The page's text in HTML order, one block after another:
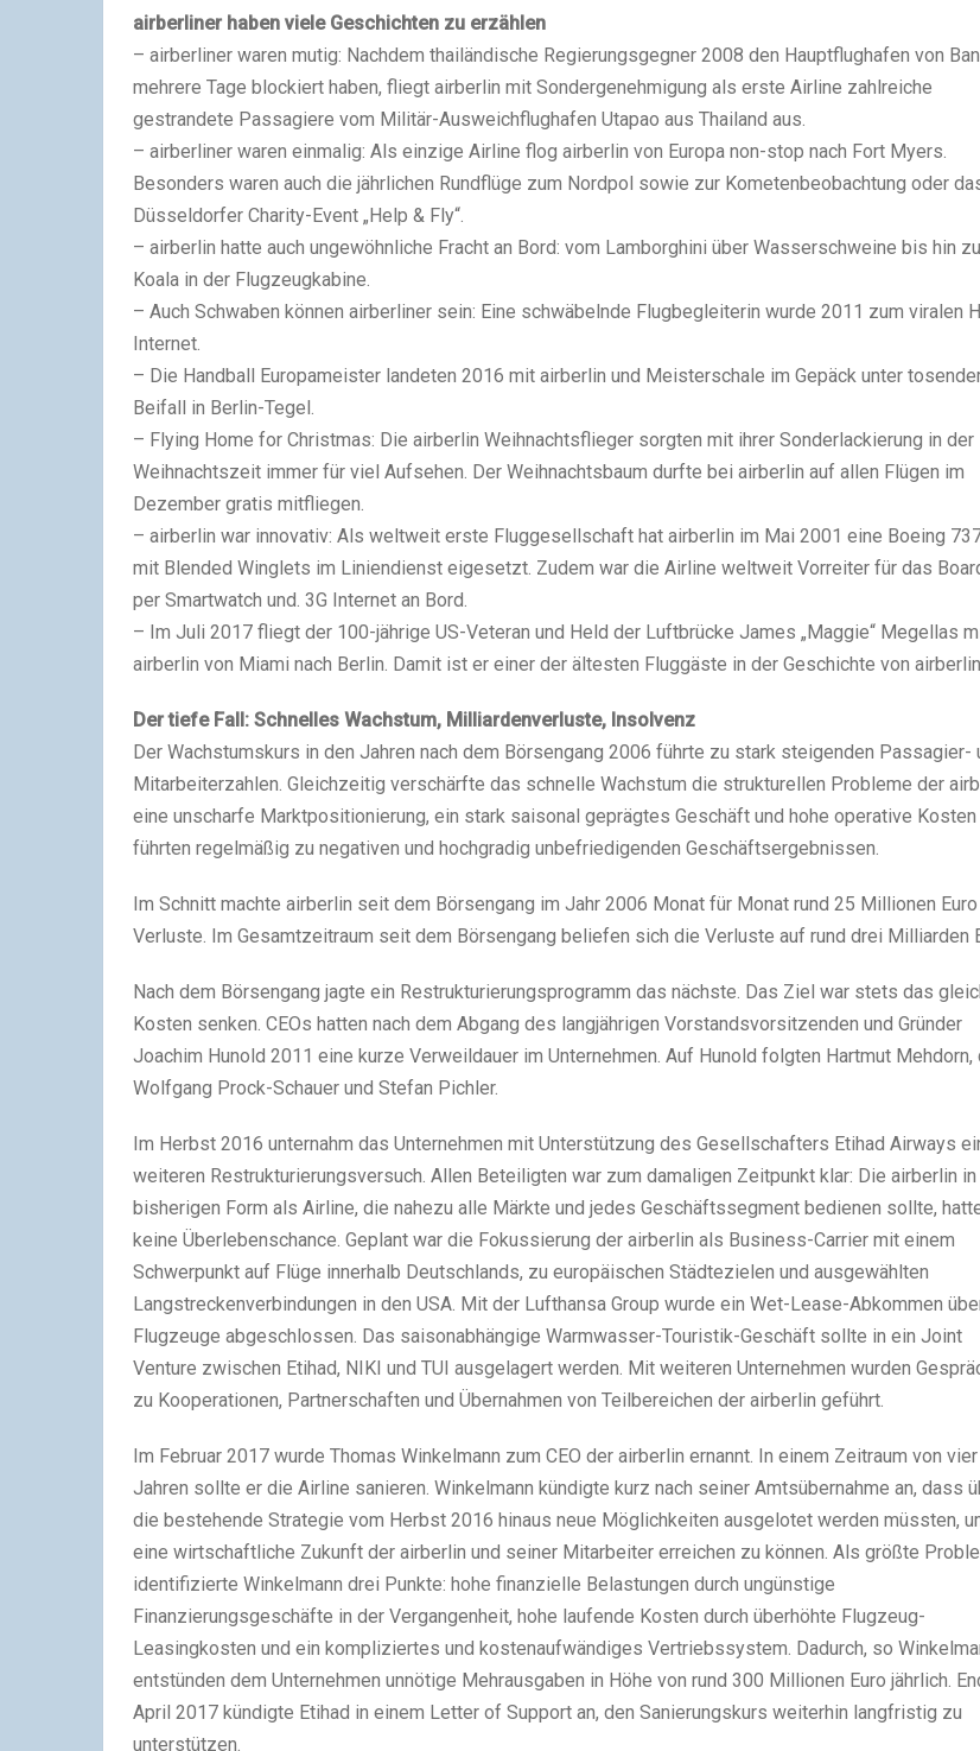
airberliner haben viele Geschichten zu erzählen
– airberliner waren mutig: Nachdem thailändische Regierungsgegner 2008 den Hauptflughafen von
mehrere Tage blockiert haben, fliegt airberlin mit Sondergenehmigung als erste Airline zahlreiche
gestrandete Passagiere vom Militär-Ausweichflughafen Utapao aus Thailand aus.
– airberliner waren einmalig: Als einzige Airline flog airberlin von Europa non-stop nach Fort Myers.
Besonders waren auch die jährlichen Rundflüge zum Nordpol sowie zur Kometenbeobachtung oder
Düsseldorfer Charity-Event „Help & Fly“.
– airberlin hatte auch ungewöhnliche Fracht an Bord: vom Lamborghini über Wasserschweine bis hin
Koala in der Flugzeugkabine.
– Auch Schwaben können airberliner sein: Eine schwäbelnde Flugbegleiterin wurde 2011 zum viralen
Internet.
– Die Handball Europameister landeten 2016 mit airberlin und Meisterschale im Gepäck unter
Beifall in Berlin-Tegel.
– Flying Home for Christmas: Die airberlin Weihnachtsflieger sorgten mit ihrer Sonderlackierung in der
Weihnachtszeit immer für viel Aufsehen. Der Weihnachtsbaum durfte bei airberlin auf allen Flügen im
Dezember gratis mitfliegen.
– airberlin war innovativ: Als weltweit erste Fluggesellschaft hat airberlin im Mai 2001 eine Boeing
mit Blended Winglets im Liniendienst eigesetzt. Zudem war die Airline weltweit Vorreiter für das
per Smartwatch und. 3G Internet an Bord.
– Im Juli 2017 fliegt der 100-jährige US-Veteran und Held der Luftbrücke James „Maggie“ Megellas
airberlin von Miami nach Berlin. Damit ist er einer der ältesten Fluggäste in der Geschichte von
Der tiefe Fall: Schnelles Wachstum, Milliardenverluste, Insolvenz
Der Wachstumskurs in den Jahren nach dem Börsengang 2006 führte zu stark steigenden Passagier-
Mitarbeiterzahlen. Gleichzeitig verschärfte das schnelle Wachstum die strukturellen Probleme der
eine unscharfe Marktpositionierung, ein stark saisonal geprägtes Geschäft und hohe operative Kosten
führten regelmäßig zu negativen und hochgradig unbefriedigenden Geschäftsergebnissen.
Im Schnitt machte airberlin seit dem Börsengang im Jahr 2006 Monat für Monat rund 25 Millionen Euro
Verluste. Im Gesamtzeitraum seit dem Börsengang beliefen sich die Verluste auf rund drei Milliarden
Nach dem Börsengang jagte ein Restrukturierungsprogramm das nächste. Das Ziel war stets das
Kosten senken. CEOs hatten nach dem Abgang des langjährigen Vorstandsvorsitzenden und Gründer
Joachim Hunold 2011 eine kurze Verweildauer im Unternehmen. Auf Hunold folgten Hartmut Mehdorn,
Wolfgang Prock-Schauer und Stefan Pichler.
Im Herbst 2016 unternahm das Unternehmen mit Unterstützung des Gesellschafters Etihad Airways
weiteren Restrukturierungsversuch. Allen Beteiligten war zum damaligen Zeitpunkt klar: Die airberlin
bisherigen Form als Airline, die nahezu alle Märkte und jedes Geschäftssegment bedienen sollte,
keine Überlebenschance. Geplant war die Fokussierung der airberlin als Business-Carrier mit einem
Schwerpunkt auf Flüge innerhalb Deutschlands, zu europäischen Städtezielen und ausgewählten
Langstreckenverbindungen in den USA. Mit der Lufthansa Group wurde ein Wet-Lease-Abkommen
Flugzeuge abgeschlossen. Das saisonabhängige Warmwasser-Touristik-Geschäft sollte in ein Joint
Venture zwischen Etihad, NIKI und TUI ausgelagert werden. Mit weiteren Unternehmen wurden
zu Kooperationen, Partnerschaften und Übernahmen von Teilbereichen der airberlin geführt.
Im Februar 2017 wurde Thomas Winkelmann zum CEO der airberlin ernannt. In einem Zeitraum von vier
Jahren sollte er die Airline sanieren. Winkelmann kündigte kurz nach seiner Amtsübernahme an, dass
die bestehende Strategie vom Herbst 2016 hinaus neue Möglichkeiten ausgelotet werden müssten,
eine wirtschaftliche Zukunft der airberlin und seiner Mitarbeiter erreichen zu können. Als größte
identifizierte Winkelmann drei Punkte: hohe finanzielle Belastungen durch ungünstige
Finanzierungsgeschäfte in der Vergangenheit, hohe laufende Kosten durch überhöhte Flugzeug-
Leasingkosten und ein kompliziertes und kostenaufwändiges Vertriebssystem. Dadurch, so
entstünden dem Unternehmen unnötige Mehrausgaben in Höhe von rund 300 Millionen Euro jährlich.
April 2017 kündigte Etihad in einem Letter of Support an, den Sanierungskurs weiterhin langfristig zu
unterstützen.